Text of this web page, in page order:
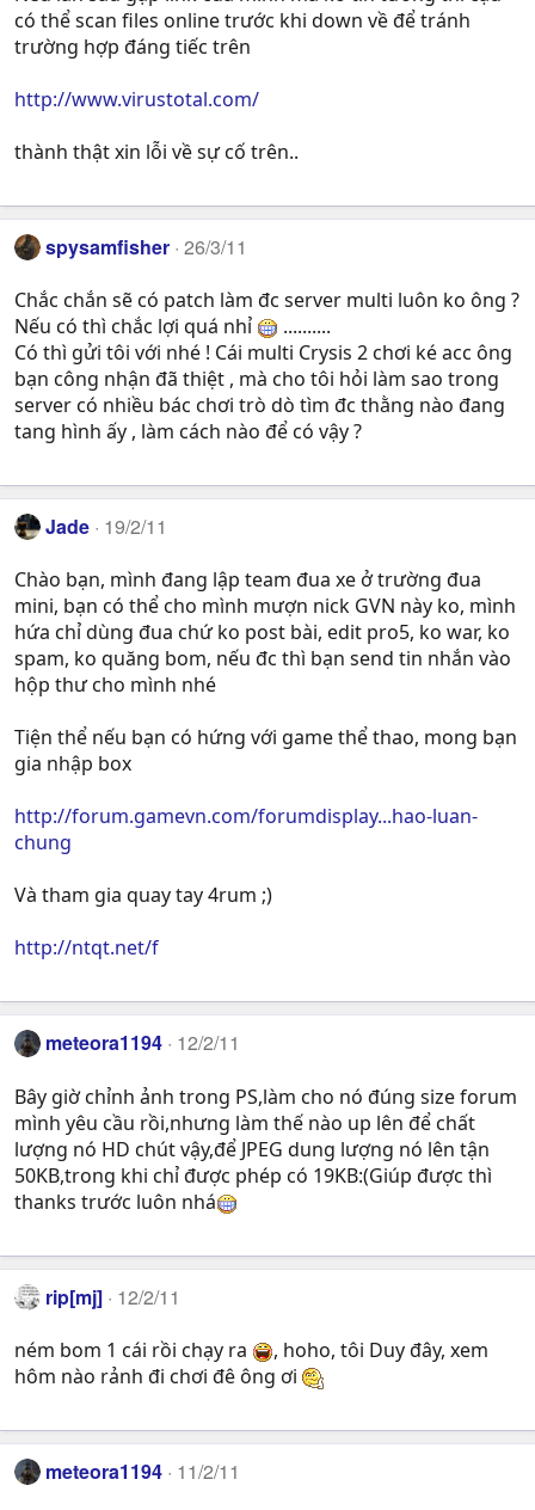
có thể scan files online trước khi down về để tránh
trường hợp đáng tiếc trên
http://www.virustotal.com/
thành thật xin lỗi về sự cố trên..
spysamfisher 26/3/11
Chắc chắn sẽ có patch làm đc server multi luôn ko ông ?
Nếu có thì chắc lợi quá nhỉ
..........
Có thì gửi tôi với nhé ! Cái multi Crysis 2 chơi ké acc ông
bạn công nhận đã thiệt , mà cho tôi hỏi làm sao trong
server có nhiều bác chơi trò dò tìm đc thằng nào đang
tang hình ấy , làm cách nào để có vậy ?
Jade 19/2/11
Chào bạn, mình đang lập team đua xe ở trường đua
mini, bạn có thể cho mình mượn nick GVN này ko, mình
hứa chỉ dùng đua chứ ko post bài, edit pro5, ko war, ko
spam, ko quăng bom, nếu đc thì bạn send tin nhắn vào
hộp thư cho mình nhé
Tiện thể nếu bạn có hứng với game thể thao, mong bạn
gia nhập box
http://forum.gamevn.com/forumdisplay...hao-luan-
chung
Và tham gia quay tay 4rum ;)
http://ntqt.net/f
meteora1194 12/2/11
Bây giờ chỉnh ảnh trong PS,làm cho nó đúng size forum
mình yêu cầu rồi,nhưng làm thế nào up lên để chất
lượng nó HD chút vậy,để JPEG dung lượng nó lên tận
50KB,trong khi chỉ được phép có 19KB:(Giúp được thì
thanks trước luôn nhá
rip[mj] 12/2/11
ném bom 1 cái rồi chạy ra
, hoho, tôi Duy đây, xem
hôm nào rảnh đi chơi đê ông ơi
meteora1194 11/2/11